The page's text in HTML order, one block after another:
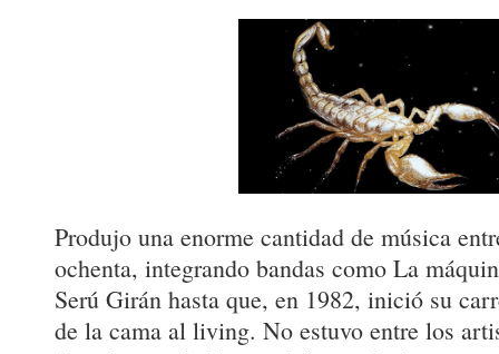
Produjo una enorme cantidad de música
ochenta, integrando bandas como La
Serú Girán hasta que, en 1982, inició su
de la cama al living. No estuvo entre los